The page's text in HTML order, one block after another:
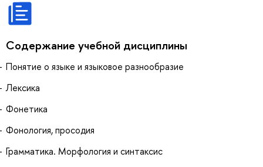
Содержание учебной дисциплины
Понятие о языке и языковое разнообразие
Лексика
Фонетика
Фонология, просодия
Грамматика. Морфология и синтаксис